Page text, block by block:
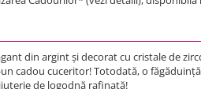
din argint şi decorat cu cristale de
cadou cuceritor! Totodată, o
de logodnă rafinată!